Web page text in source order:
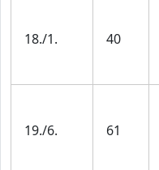
18./1. 40
19./6. 61